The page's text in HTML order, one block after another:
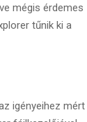
mégis érdemes
tűnik ki a
igényeihez mért